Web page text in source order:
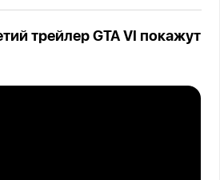
трейлер GTA VI покажут